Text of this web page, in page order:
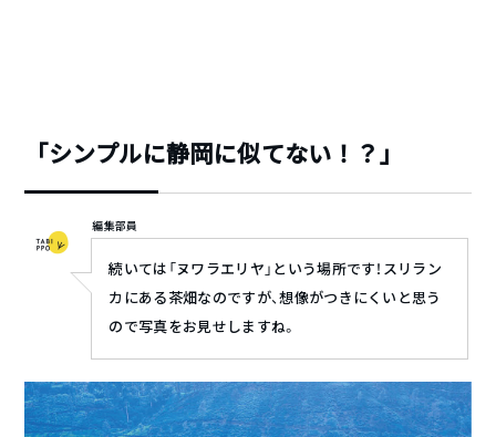
「シンプルに静岡に似てない！？」
編集部員
続いては「ヌワラエリヤ」という場所です！スリラン
カにある茶畑なのですが、想像がつきにくいと思う
ので写真をお見せしますね。